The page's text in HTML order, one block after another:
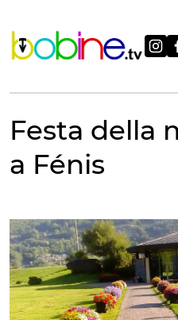
contenuto
Festa della
a Fénis